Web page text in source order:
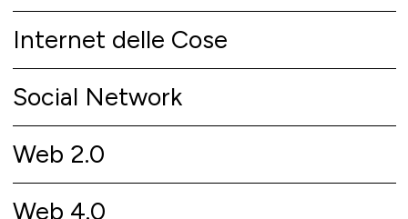
Internet delle Cose
Social Network
Web 2.0
Web 4.0